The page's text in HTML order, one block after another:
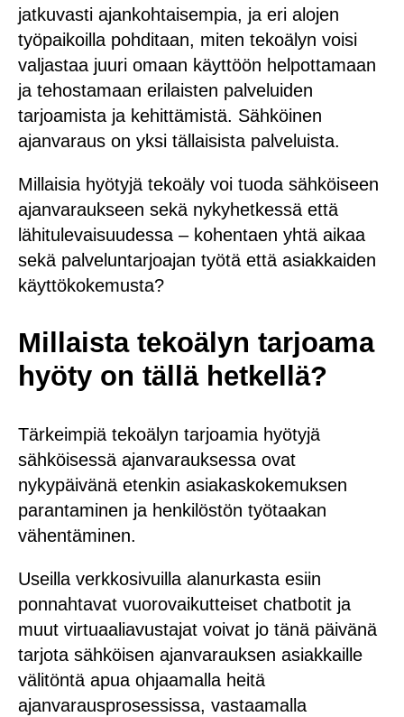
jatkuvasti ajankohtaisempia, ja eri alojen
työpaikoilla pohditaan, miten tekoälyn voisi
valjastaa juuri omaan käyttöön helpottamaan
ja tehostamaan erilaisten palveluiden
tarjoamista ja kehittämistä. Sähköinen
ajanvaraus on yksi tällaisista palveluista.
Millaisia hyötyjä tekoäly voi tuoda sähköiseen
ajanvaraukseen sekä nykyhetkessä että
lähitulevaisuudessa – kohentaen yhtä aikaa
sekä palveluntarjoajan työtä että asiakkaiden
käyttökokemusta?
Millaista tekoälyn tarjoama
hyöty on tällä hetkellä?
Tärkeimpiä tekoälyn tarjoamia hyötyjä
sähköisessä ajanvarauksessa ovat
nykypäivänä etenkin asiakaskokemuksen
parantaminen ja henkilöstön työtaakan
vähentäminen.
Useilla verkkosivuilla alanurkasta esiin
ponnahtavat vuorovaikutteiset chatbotit ja
muut virtuaaliavustajat voivat jo tänä päivänä
tarjota sähköisen ajanvarauksen asiakkaille
välitöntä apua ohjaamalla heitä
ajanvarausprosessissa, vastaamalla